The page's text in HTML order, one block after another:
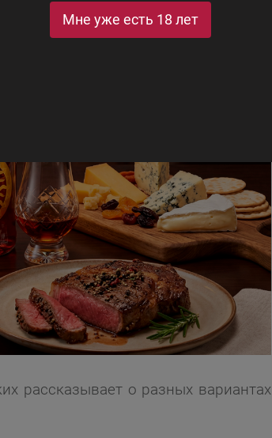
Мне уже есть 18 лет
рассказывает о разных вариантах